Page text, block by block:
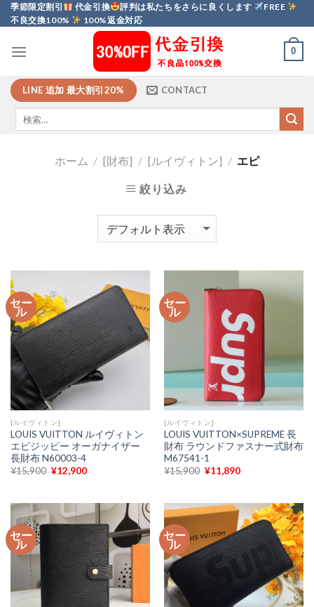
Skip
to
季節限定割引 代金引換 評判は私たちをさらに良くします
FREE
不良交換100%
100%返金対応
0
LINE 追加 最大割引20% CONTACT
ホーム / [財布] / [ルイヴィトン] / エピ
絞り込み
セー
ル
[ルイヴィトン]
LOUIS VUITTON ルイヴィトン
エピジッピー オーガナイザー
長財布 N60003-4
¥15,900 元
は
¥15,900
で
¥12,900現
格
は
¥12,900
で
す。
セー
ル
[ルイヴィトン]
LOUIS VUITTON×SUPREME 長
財布 ラウンドファスナー式財布
M67541-1
¥15,900 元
は
¥15,900
し
た。
¥11,890現
格
は
¥11,890
で
す。
セー
ル
セー
ル